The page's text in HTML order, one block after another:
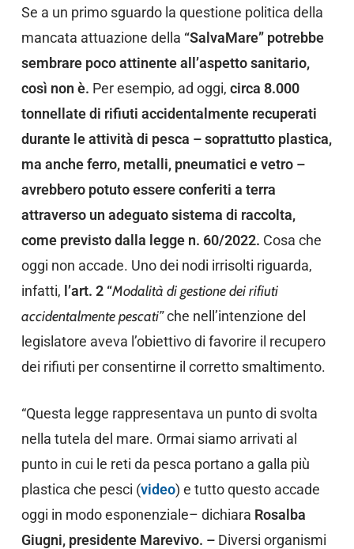
Se a un primo sguardo la questione politica della
mancata attuazione della “SalvaMare” potrebbe
sembrare poco attinente all’aspetto sanitario,
così non è. Per esempio, ad oggi, circa 8.000
tonnellate di rifiuti accidentalmente recuperati
durante le attività di pesca – soprattutto plastica,
ma anche ferro, metalli, pneumatici e vetro –
avrebbero potuto essere conferiti a terra
attraverso un adeguato sistema di raccolta,
come previsto dalla legge n. 60/2022. Cosa che
oggi non accade. Uno dei nodi irrisolti riguarda,
infatti, l’art. 2 “Modalità di gestione dei rifiuti
accidentalmente pescati”che nell’intenzione del
legislatore aveva l’obiettivo di favorire il recupero
dei rifiuti per consentirne il corretto smaltimento.
“Questa legge rappresentava un punto di svolta
nella tutela del mare. Ormai siamo arrivati al
punto in cui le reti da pesca portano a galla più
plastica che pesci (video) e tutto questo accade
oggi in modo esponenziale– dichiara Rosalba
Giugni, presidente Marevivo. – Diversi organismi